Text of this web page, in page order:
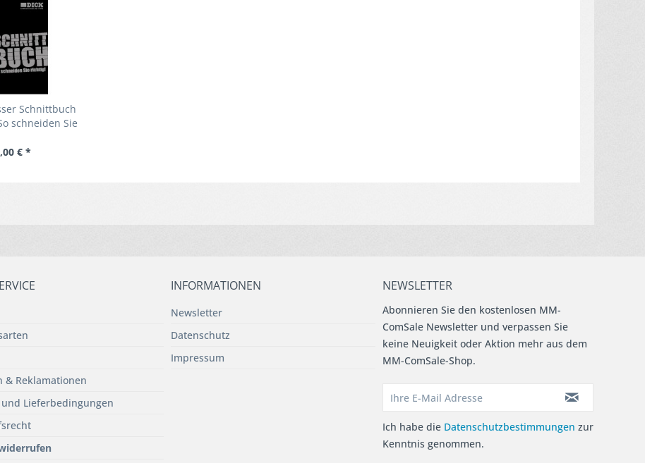
Schnittbuch
schneiden Sie
€ *
& Reklamationen
Lieferbedingungen
INFORMATIONEN
Newsletter
Datenschutz
Impressum
NEWSLETTER
Abonnieren Sie den kostenlosen MM-
ComSale Newsletter und verpassen Sie
keine Neuigkeit oder Aktion mehr aus dem
MM-ComSale-Shop.
Ich habe die Datenschutzbestimmungen zur
Kenntnis genommen.